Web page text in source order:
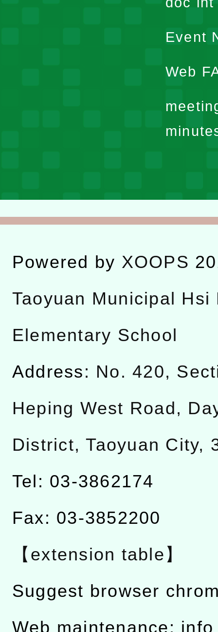
Event
Web
Powered by XOOPS
Taoyuan Municipal Hsi
Elementary School
Address: No. 420,
Heping West Road,
District, Taoyuan City,
Tel: 03-3862174
Fax: 03-3852200
【extension table】
Suggest browser
Web maintenance: